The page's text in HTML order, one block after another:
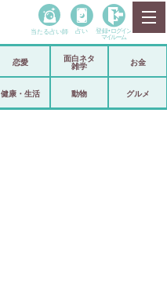
政治
当たる占い師 占い 登録• ログイン
マイルーム
恋愛
面白ネタ
雑学
お金
健康・生活 動物 グルメ